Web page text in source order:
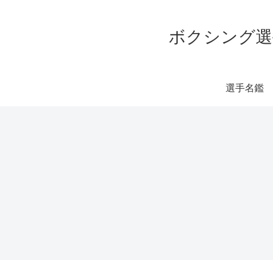
ボクシング
選手名鑑